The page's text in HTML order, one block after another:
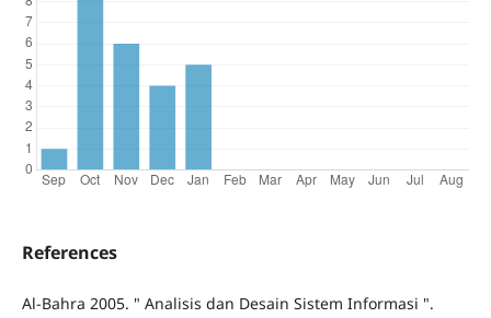
References
Al-Bahra 2005. " Analisis dan Desain Sistem Informasi ".